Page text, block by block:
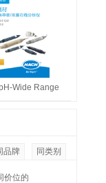
Wide Range
品牌 同类别
价位的